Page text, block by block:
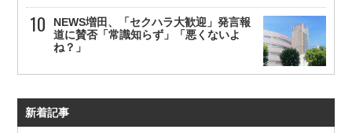
NEWS増田、「セクハラ大歓迎」発言報
道に賛否「常識知らず」「悪くないよ
ね？」
新着記事